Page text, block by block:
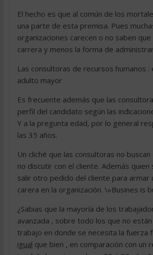
El hecho es que al común de los
una parte de esta premisa. Pues
organizaciones carecen o no saben que
carrera y menos la forma de
Las consultoras de recursos humanos :
adulto mayor
Es frecuente además que las
perfil del candidato según las
Y a la pregunta edad, por lo general
las 35 años.
Un cliché que las consultoras no
no discutir con el cliente. Además quien
salir otro pedido del cliente para armar
carera en la organización. \»Busines is
¿Sabias que la mayoría de los
avanzada , sobre todo los que no
trabajo en donde se necesita la fuerza
igual que bien , en comparación con un